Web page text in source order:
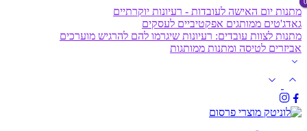
מתנות יום האישה לעובדות - רעיונות יוקרתיים
גאדג'טים ממותגים אפקטיביים לעסקים
מתנות לצוות עובדים: רעיונות שיגרמו להם להרגיש מוערכים
אביזרים לטיסה ומתנות ממותגות